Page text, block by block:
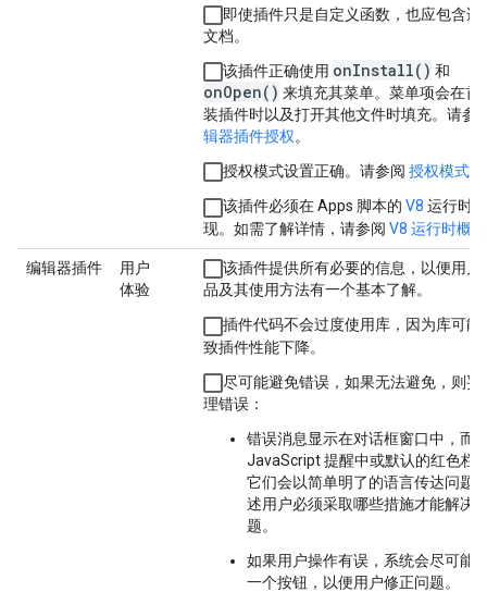
即使插件只是自定义函数，也应包含适
文档。
该插件正确使用 onInstall() 和
onOpen() 来填充其菜单。菜单项会在首
装插件时以及打开其他文件时填充。请参
辑器插件授权。
授权模式设置正确。请参阅 授权模式
该插件必须在 Apps 脚本的 V8 运行时
现。如需了解详情，请参阅 V8 运行时概览
编辑器插件
用户
体验
该插件提供所有必要的信息，以便用户
品及其使用方法有一个基本了解。
插件代码不会过度使用库，因为库可能
致插件性能下降。
尽可能避免错误，如果无法避免，则妥
理错误：
错误消息显示在对话框窗口中，而
JavaScript 提醒中或默认的红色栏
它们会以简单明了的语言传达问题
述用户必须采取哪些措施才能解决
题。
如果用户操作有误，系统会尽可能
一个按钮，以便用户修正问题。